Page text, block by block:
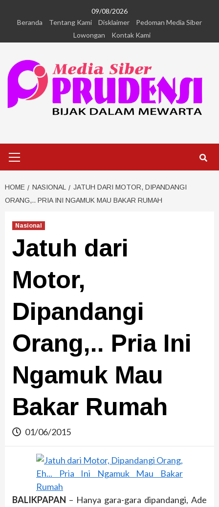
09/08/2026
Beranda
Tentang Kami Disklaimer
Pedoman Media Siber
Lowongan
Kontak Kami
HOME NASIONAL
JATUH DARI MOTOR, DIPANDANGI
ORANG,.. PRIA INI NGAMUK MAU BAKAR RUMAH
Nasional
Jatuh dari
Motor,
Dipandangi
Orang,.. Pria Ini
Ngamuk Mau
Bakar Rumah
01/06/2015
BALIKPAPAN – Hanya gara-gara dipandangi, Ade